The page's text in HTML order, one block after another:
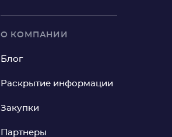
О КОМПАНИИ
Блог
Раскрытие информации
Закупки
Партнеры